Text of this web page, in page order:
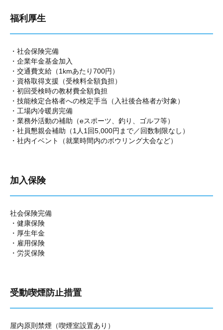
福利厚生
・社会保険完備
・企業年金基金加入
・交通費支給（1kmあたり700円）
・資格取得支援（受検料全額負担）
・初回受検時の教材費全額負担
・技能検定合格者への検定手当（入社後合格者が対象）
・工場内冷暖房完備
・業務外活動の補助（eスポーツ、釣り、ゴルフ等）
・社員懇親会補助（1人1回5,000円まで／回数制限なし）
・社内イベント（就業時間内のボウリング大会など）
加入保険
社会保険完備
・健康保険
・厚生年金
・雇用保険
・労災保険
受動喫煙防止措置
屋内原則禁煙（喫煙室設置あり）